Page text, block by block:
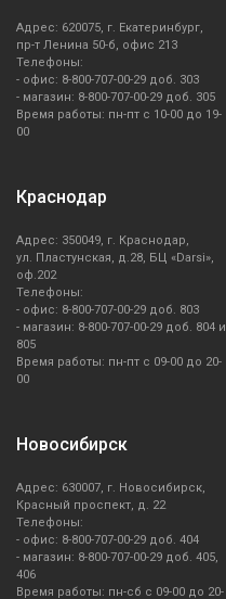
Адрес: 620075, г. Екатеринбург,
пр-т Ленина 50-б, офис 213
Телефоны:
- офис: 8-800-707-00-29 доб. 303
- магазин: 8-800-707-00-29 доб. 305
Время работы: пн-пт с 10-00 до 19-
00
Краснодар
Адрес: 350049, г. Краснодар,
ул. Пластунская, д.28, БЦ «Darsi»,
оф.202
Телефоны:
- офис: 8-800-707-00-29 доб. 803
- магазин: 8-800-707-00-29 доб. 804 и
805
Время работы: пн-пт с 09-00 до 20-
00
Новосибирск
Адрес: 630007, г. Новосибирск,
Красный проспект, д. 22
Телефоны:
- офис: 8-800-707-00-29 доб. 404
- магазин: 8-800-707-00-29 доб. 405,
406
Время работы: пн-сб с 09-00 до 20-